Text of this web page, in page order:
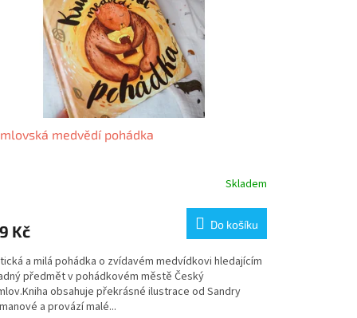
medvědí pohádka
Skladem
Kč Do košíku
a milá pohádka o zvídavém medvídkovi hledajícím
předmět v pohádkovém městě Český
obsahuje překrásné ilustrace od Sandry
a provází malé...